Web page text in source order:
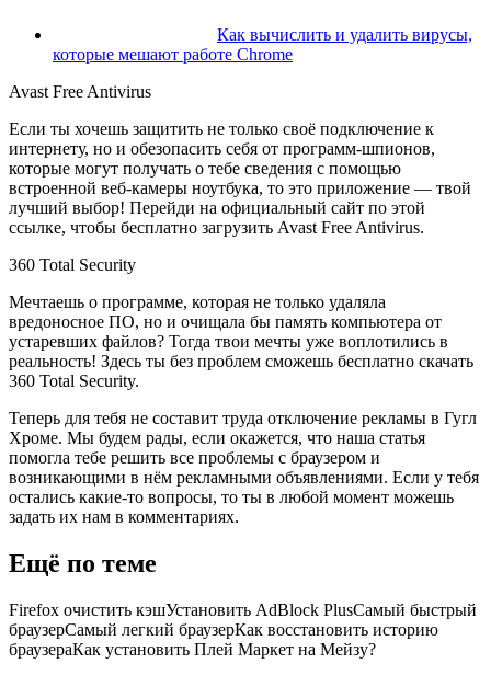
Как вычислить и удалить вирусы,
которые мешают работе Chrome
Avast Free Antivirus
Если ты хочешь защитить не только своё подключение к
интернету, но и обезопасить себя от программ-шпионов,
которые могут получать о тебе сведения с помощью
встроенной веб-камеры ноутбука, то это приложение — твой
лучший выбор! Перейди на официальный сайт по этой
ссылке, чтобы бесплатно загрузить Avast Free Antivirus.
360 Total Security
Мечтаешь о программе, которая не только удаляла
вредоносное ПО, но и очищала бы память компьютера от
устаревших файлов? Тогда твои мечты уже воплотились в
реальность! Здесь ты без проблем сможешь бесплатно скачать
360 Total Security.
Теперь для тебя не составит труда отключение рекламы в Гугл
Хроме. Мы будем рады, если окажется, что наша статья
помогла тебе решить все проблемы с браузером и
возникающими в нём рекламными объявлениями. Если у тебя
остались какие-то вопросы, то ты в любой момент можешь
задать их нам в комментариях.
Ещё по теме
Firefox очистить кэшУстановить AdBlock PlusСамый быстрый
браузерСамый легкий браузерКак восстановить историю
браузераКак установить Плей Маркет на Мейзу?